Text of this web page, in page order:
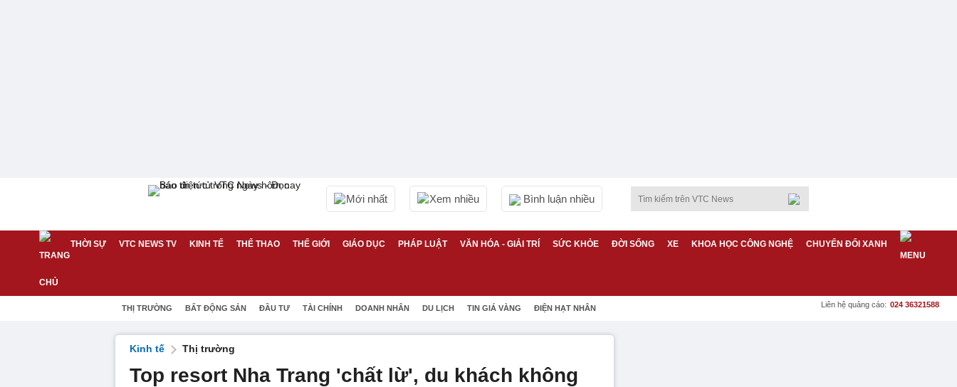
Mới nhất Xem nhiều Bình luận nhiều
THỜI SỰ VTC NEWS TV KINH TẾ THỂ THAO THẾ GIỚI GIÁO DỤC PHÁP LUẬT VĂN HÓA - GIẢI TRÍ SỨC KHỎE ĐỜI SỐNG XE KHOA HỌC CÔNG NGHỆ CHUYỂN ĐỔI XANH
THỊ TRƯỜNG BẤT ĐỘNG SẢN ĐẦU TƯ TÀI CHÍNH DOANH NHÂN DU LỊCH TIN GIÁ VÀNG ĐIỆN HẠT NHÂN Liên hệ quảng cáo: 024 36321588
Kinh tế Thị trường
Top resort Nha Trang 'chất lừ', du khách không